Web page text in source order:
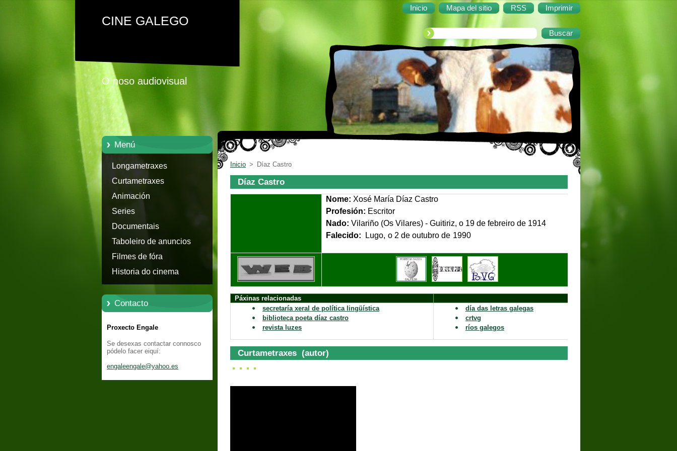
Inicio Mapa del sitio RSS Imprimir
CINE GALEGO
O noso audiovisual
Menú
Longametraxes
Curtametraxes
Animación
Series
Documentais
Taboleiro de anuncios
Filmes de fóra
Historia do cinema
Contacto
Proxecto Engale
Se desexas contactar connosco
pódelo facer eiquí:
engaleengale@yahoo.es
Inicio > Díaz Castro
Díaz Castro
Nome: Xosé María Díaz Castro
Profesión: Escritor
Nado: Vilariño (Os Vilares) - Guitiriz, o 19 de febreiro de 1914
Falecido:
Lugo, o 2 de outubro de 1990
Páxinas relacionadas
secretaría xeral de política lingüística
biblioteca poeta díaz castro
revista luzes
día das letras galegas
crtvg
ríos galegos
Curtametraxes (autor)